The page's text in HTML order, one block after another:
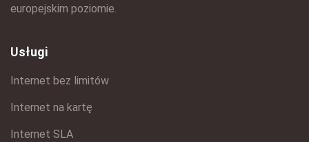
europejskim poziomie.
Usługi
Internet bez limitów
Internet na kartę
Internet SLA